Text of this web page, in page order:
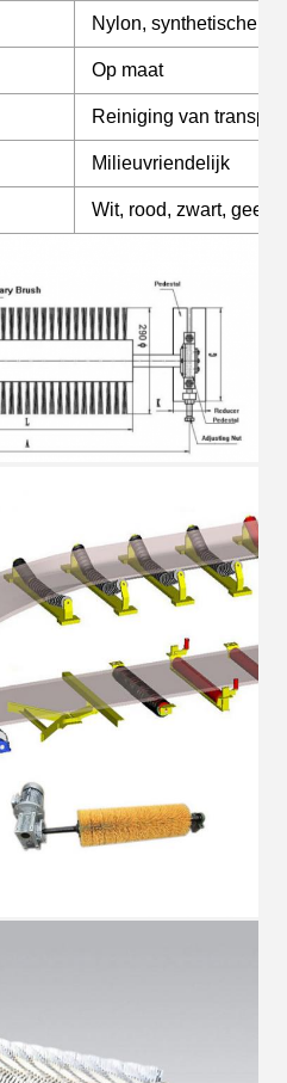
Nylon, synthetische
Op maat
Reiniging van
Milieuvriendelijk
Wit, rood, zwart, geel,